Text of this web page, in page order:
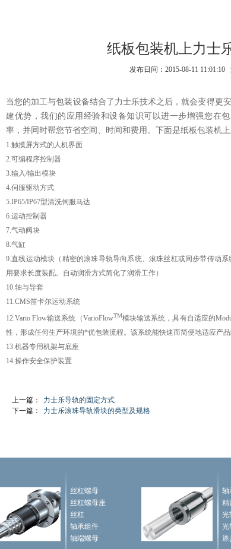
纸板包装机上力士
发布日间：2015-08-11 11:01:10
当您的加工与包装设备结合了 力士乐技术之后，就会变得更
建优势，我们的应用经验和设备知识可以进一步增强您在
率，并同时帮您节省空间、时间和费用。下面是纸板包装机上
1.触摸屏方式的人机界面
2.可编程序控制器
3.输入/输出模块
4.伺服驱动方式
5.IP65/IP67型清洗伺服马达
6.运动控制器
7.气动阀块
8.气缸
9.直线运动模块（精密的滚珠导轨导向系统、滚珠丝杠或同步带传动系
用要求长度装配。自动润滑方式简化了润滑工作）
10.轴与导套
11.CMS笛卡尔运动系统
12.Vario Flow输送系统（VarioFlowTM模块输送系统，具有自适应的
性，形成任何生产环境的*优包装流程。该系统能快速而简便地适应产
13.机器专用机架与底座
14.操作安全保护装置
上一篇：
力士乐导轨的固定方式
下一篇：
力士乐滚珠导轨滑块的类型及规格
丝杠螺母
丝杠螺母座
丝杠
轴承组件
轴端螺母
轴
精
光
光
逐